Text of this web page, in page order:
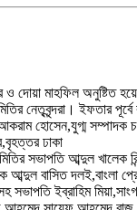
মাহফিল অনুষ্টিত
নেতৃবৃন্দরা। ইফতার
হোসেন,যুগ্ম
ঢাকা
সভাপতি আব্দুল
বাসিত দলই,বাংলা
সহ সভাপতি ইব্রাহিম